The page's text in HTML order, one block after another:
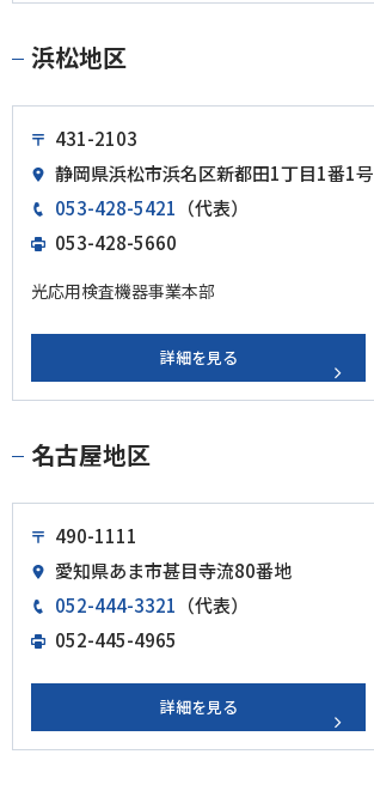
浜松地区
431-2103
静岡県浜松市浜名区新都田1丁目1番1号
053-428-5421 （代表）
053-428-5660
光応用検査機器事業本部
詳細を見る
名古屋地区
490-1111
愛知県あま市甚目寺流80番地
052-444-3321 （代表）
052-445-4965
詳細を見る